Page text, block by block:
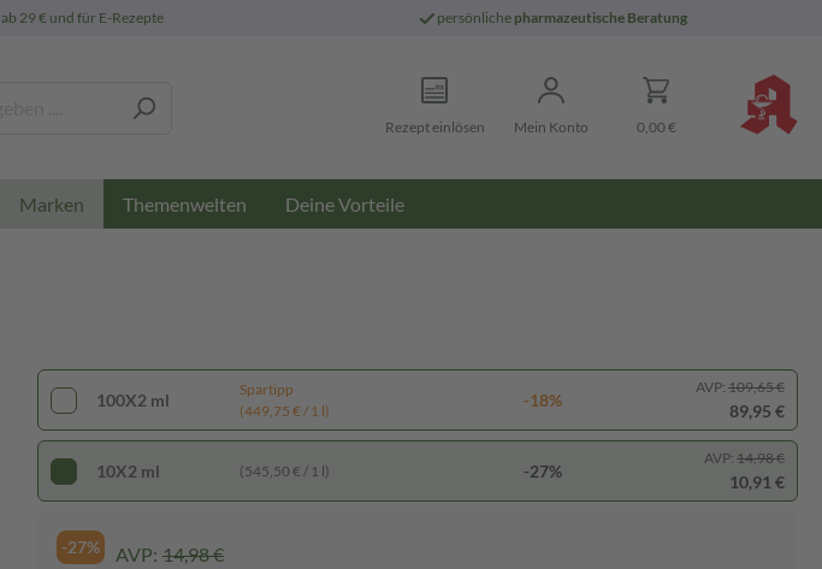
ab 29 € und für E-Rezepte persönliche pharmazeutische Beratung
Rezept einlösen Mein Konto 0,00 €
Marken Themenwelten Deine Vorteile
100X2 ml
Spartipp
(449,75 € / 1 l)
-18%
AVP: 109,65 €
89,95 €
10X2 ml (545,50 € / 1 l) -27%
AVP: 14,98 €
10,91 €
-27% AVP: 14,98 €